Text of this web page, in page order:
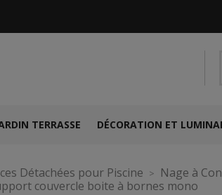
TERRASSE DÉCORATION ET
Détachées pour Piscine Nage à
couvercle boite à bornes mono